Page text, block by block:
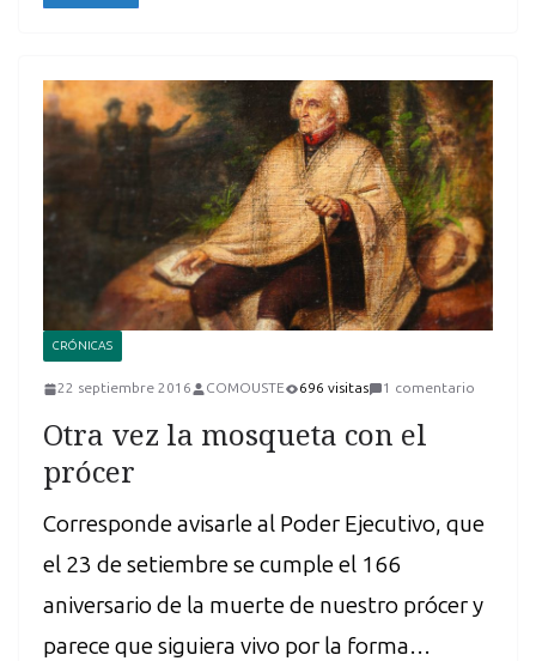
CRÓNICAS
22 septiembre 2016 COMOUSTE 696 visitas 1 comentario
Otra vez la mosqueta con el
prócer
Corresponde avisarle al Poder Ejecutivo, que
el 23 de setiembre se cumple el 166
aniversario de la muerte de nuestro prócer y
parece que siguiera vivo por la forma…